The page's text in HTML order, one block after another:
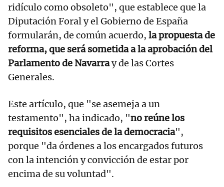
ridículo como obsoleto", que establece que la
Diputación Foral y el Gobierno de España
formularán, de común acuerdo, la propuesta de
reforma, que será sometida a la aprobación del
Parlamento de Navarray de las Cortes
Generales.
Este artículo, que "se asemeja a un
testamento", ha indicado, "no reúne los
requisitos esenciales de la democracia",
porque "da órdenes a los encargados futuros
con la intención y convicción de estar por
encima de su voluntad".